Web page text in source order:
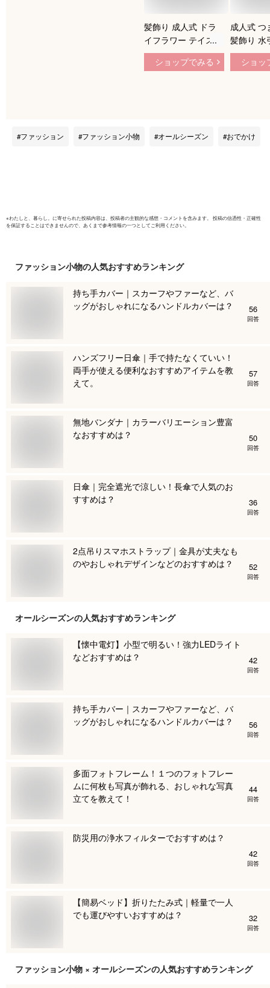
髪飾り 成人式 ドラ
イフラワー テイスト
つまみ細工 水引 か
すみ草 3点セット 振
ショップでみる
成人式 つ
髪飾り 水
ライフラ
草 5点セ
ショッ
ファッション ファッション小物 オールシーズン おでかけ
※わたしと、暮らし。 に寄せられた投稿内容は、投稿者の主観的な感想・コメントを含みます。 投稿の信憑性・正確性
を保証することはできませんので、あくまで参考情報の一つとしてご利用ください。
ファッション小物の人気おすすめランキング
持ち手カバー｜スカーフやファーなど、バ
ッグがおしゃれになるハンドルカバーは？
56
回答
ハンズフリー日傘｜手で持たなくていい！
両手が使える便利なおすすめアイテムを教
えて。
57
回答
無地バンダナ｜カラーバリエーション豊富
なおすすめは？
50
回答
日傘｜完全遮光で涼しい！長傘で人気のお
すすめは？
36
回答
2点吊りスマホストラップ｜金具が丈夫なも
のやおしゃれデザインなどのおすすめは？
52
回答
オールシーズンの人気おすすめランキング
【懐中電灯】小型で明るい！強力LEDライト
などおすすめは？
42
回答
持ち手カバー｜スカーフやファーなど、バ
ッグがおしゃれになるハンドルカバーは？
56
回答
多面フォトフレーム！１つのフォトフレー
ムに何枚も写真が飾れる、おしゃれな写真
立てを教えて！
44
回答
防災用の浄水フィルターでおすすめは？
42
回答
【簡易ベッド】折りたたみ式｜軽量で一人
でも運びやすいおすすめは？
32
回答
ファッション小物 × オールシーズンの人気おすすめランキング